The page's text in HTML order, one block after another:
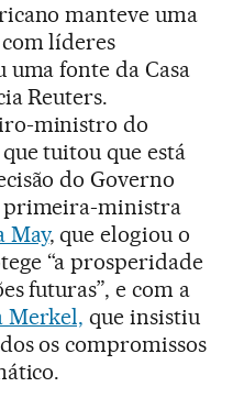
manteve uma
líderes
fonte da Casa
Reuters.
ministro do
tuitou que está
do Governo
primeira-ministra
May, que elogiou o
“a prosperidade
futuras”, e com a
Merkel, que insistiu
os compromissos